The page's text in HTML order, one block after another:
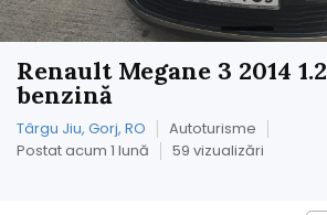
Renault Megane 3 2014 1.2
benzină
Târgu Jiu, Gorj, RO
Autoturisme
Postat acum 1 lună
59 vizualizări